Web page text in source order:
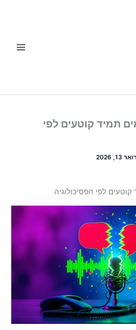
תמיד קוטעים לפי
13, 2026
לפי הפסיכולוגיה